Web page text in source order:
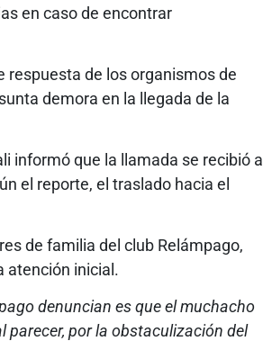
en caso de encontrar
respuesta de los organismos de
demora en la llegada de la
informó que la llamada se recibió a
el reporte, el traslado hacia el
de familia del club Relámpago,
atención inicial.
denuncian es que el muchacho
parecer, por la obstaculización del